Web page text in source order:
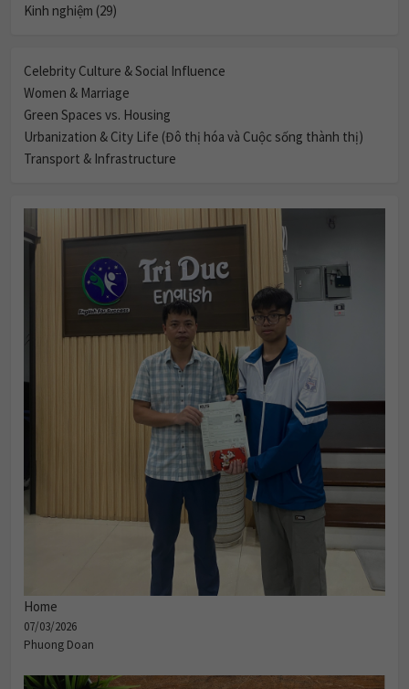
Kinh nghiệm (29)
Celebrity Culture & Social Influence
Women & Marriage
Green Spaces vs. Housing
Urbanization & City Life (Đô thị hóa và Cuộc sống thành thị)
Transport & Infrastructure
Home
07/03/2026
Phuong Doan